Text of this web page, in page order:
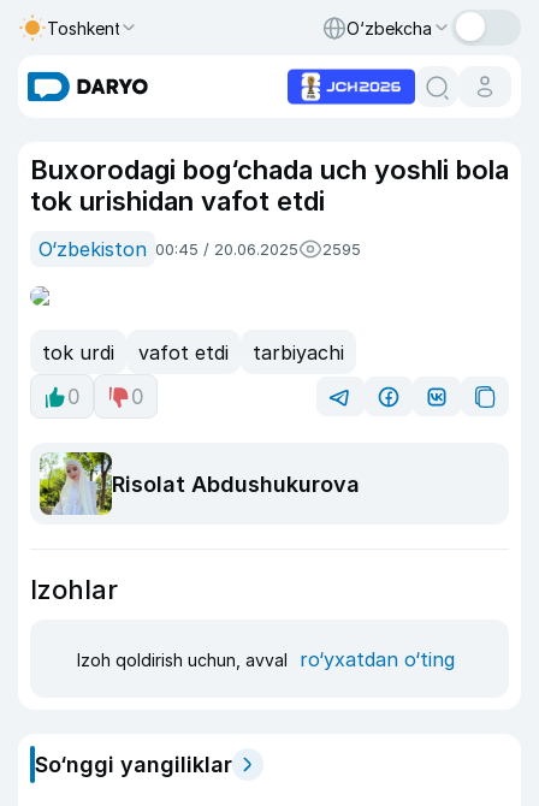
Toshkent O‘zbekcha
Buxorodagi bog‘chada uch yoshli bola
tok urishidan vafot etdi
O‘zbekiston 00:45 / 20.06.2025 2595
tok urdi vafot etdi
tarbiyachi
0
0
Risolat Abdushukurova
Izohlar
Izoh qoldirish uchun, avval ro‘yxatdan o‘ting
So‘nggi yangiliklar